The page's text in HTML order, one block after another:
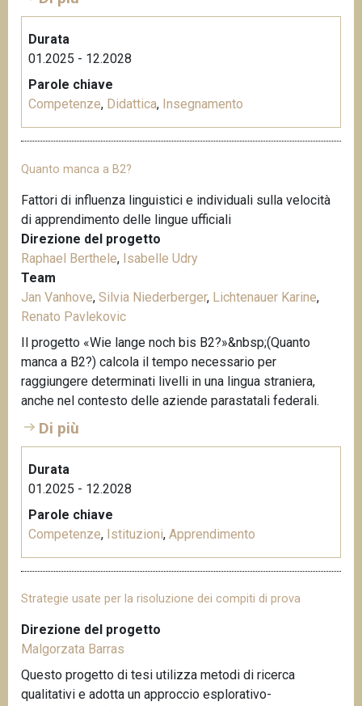
Durata
01.2025 - 12.2028
Parole chiave
Competenze, Didattica, Insegnamento
Quanto manca a B2?
Fattori di influenza linguistici e individuali sulla velocità
di apprendimento delle lingue ufficiali
Direzione del progetto
Raphael Berthele, Isabelle Udry
Team
Jan Vanhove, Silvia Niederberger, Lichtenauer Karine,
Renato Pavlekovic
Il progetto «Wie lange noch bis B2?»&nbsp;(Quanto
manca a B2?) calcola il tempo necessario per
raggiungere determinati livelli in una lingua straniera,
anche nel contesto delle aziende parastatali federali.
Di più
Durata
01.2025 - 12.2028
Parole chiave
Competenze, Istituzioni, Apprendimento
Strategie usate per la risoluzione dei compiti di prova
Direzione del progetto
Malgorzata Barras
Questo progetto di tesi utilizza metodi di ricerca
qualitativi e adotta un approccio esplorativo-